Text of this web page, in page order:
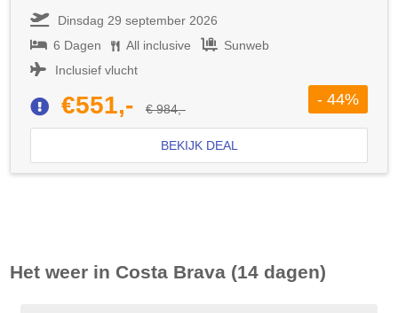
Dinsdag 29 september 2026
6 Dagen
All inclusive
Sunweb
Inclusief vlucht
€551,- € 984,-
- 44%
BEKIJK DEAL
Het weer in Costa Brava (14 dagen)